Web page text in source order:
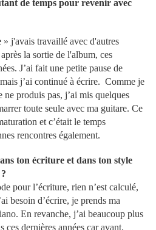
de temps pour revenir avec
» j'avais travaillé avec d'autres
la sortie de l'album, ces
J’ai fait une petite pause de
j’ai continué à écrire. Comme je
ne produis pas, j’ai mis quelques
toute seule avec ma guitare. Ce
et c’était le temps
rencontres également.
ton écriture et dans ton style
pour l’écriture, rien n’est calculé,
besoin d’écrire, je prends ma
En revanche, j’ai beaucoup plus
ces dernières années car avant,